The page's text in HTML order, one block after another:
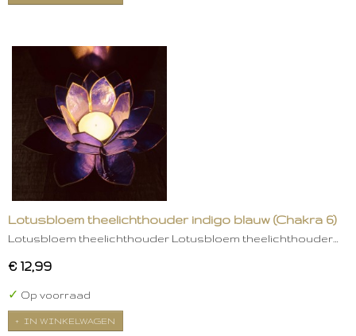
Lotusbloem theelichthouder indigo blauw (Chakra 6)
Lotusbloem theelichthouder Lotusbloem theelichthouder…
€ 12,99
✓ Op voorraad
IN WINKELWAGEN